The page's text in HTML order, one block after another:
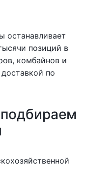
останавливает
позиций в
комбайнов и
по